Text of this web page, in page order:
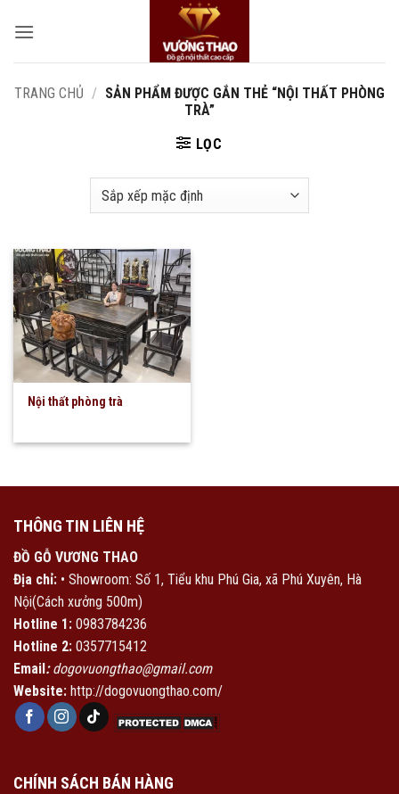
qua
TRANG CHỦ / SẢN PHẨM ĐƯỢC GẮN THẺ “NỘI THẤT PHÒNG
TRÀ”
LỌC
Nội thất phòng trà
THÔNG TIN LIÊN HỆ
ĐỒ GỖ VƯƠNG THAO
Địa chỉ: • Showroom: Số 1, Tiểu khu Phú Gia, xã Phú Xuyên, Hà
Nội(Cách xưởng 500m)
Hotline 1: 0983784236
Hotline 2: 0357715412
Email :dogovuongthao@gmail.com
Website: http://dogovuongthao.com/
CHÍNH SÁCH BÁN HÀNG